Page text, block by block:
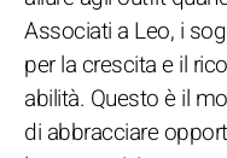
Associati a Leo, i
per la crescita e il
abilità. Questo è il
di abbracciare